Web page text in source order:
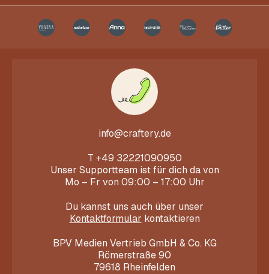
info@craftery.de
T +49 32221090950
Unser Supportteam ist für dich da von
Mo – Fr von 09:00 – 17:00 Uhr
Du kannst uns auch über unser
Kontaktformular kontaktieren
BPV Medien Vertrieb GmbH & Co. KG
Römerstraße 90
79618 Rheinfelden